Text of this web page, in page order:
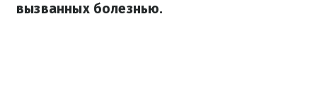
вызванных болезнью.